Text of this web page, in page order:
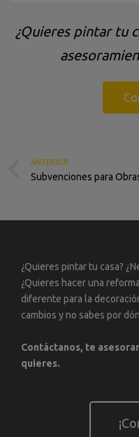
¿Quieres pintar tu
ANTERIOR
¿Quieres pintar tu casa?
¿Quieres hacer una
diferente para la
cambios y no sabes por
Contáctanos, te
quieres.